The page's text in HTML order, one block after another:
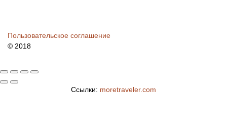
Пользовательское соглашение
© 2018
Ссылки: moretraveler.com